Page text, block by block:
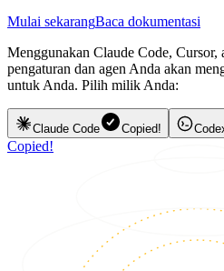
Mulai sekarangBaca dokumentasi
Menggunakan Claude Code, Cursor,
pengaturan dan agen Anda akan
untuk Anda. Pilih milik Anda:
Claude Code Copied!
Copied!